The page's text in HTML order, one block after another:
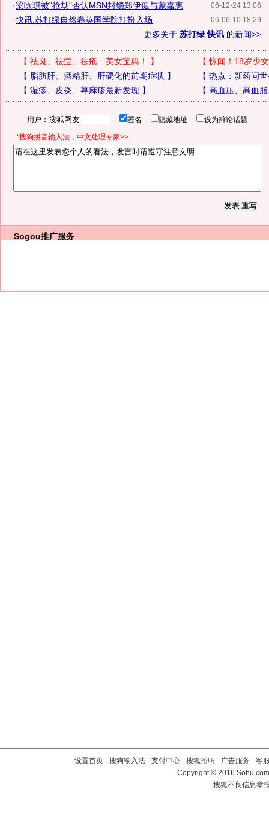
06-12-24 13:06
·梁咏琪被"抢劫"否认MSN封锁郑伊健与蒙嘉惠
06-06-10 18:29
·快讯:苏打绿自然卷英国学院打扮入场
更多关于 苏打绿 快讯 的新闻>>
【 祛斑、祛痘、祛疮—美女宝典！ 】 【惊闻！18岁少
【 脂肪肝、酒精肝、肝硬化的前期症状 】 【 热点：新药问
【 湿疹、皮炎、荨麻疹最新发现】 【 高血压、高血
用户： 匿名 隐藏地址 设为辩论话题
*搜狗拼音输入法，中文处理专家>>
Sogou推广服务
设置首页 - 搜狗输入法 - 支付中心 - 搜狐招聘 - 广告服务 - 客
Copyright©2016
搜狐不良信息举